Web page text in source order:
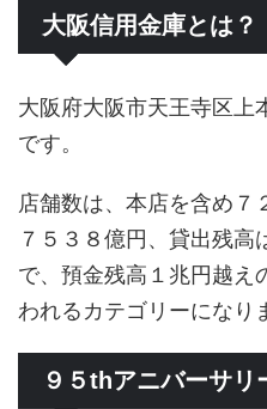
大阪信用金庫とは？
大阪府大阪市天王寺区上
です。
店舗数は、本店を含め７
７５３８億円、貸出残
で、預金残高１兆円越え
われるカテゴリーになり
９５thアニバーサリ